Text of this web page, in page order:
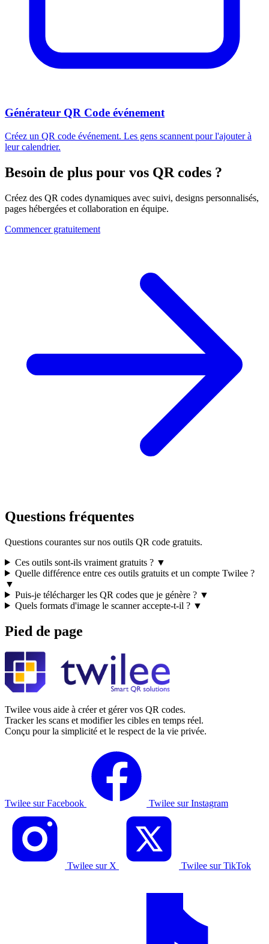
Générateur QR Code événement
Créez un QR code événement. Les gens scannent pour l'ajouter à
leur calendrier.
Besoin de plus pour vos QR codes ?
Créez des QR codes dynamiques avec suivi, designs personnalisés,
pages hébergées et collaboration en équipe.
Commencer gratuitement
Questions fréquentes
Questions courantes sur nos outils QR code gratuits.
Ces outils sont-ils vraiment gratuits ? ▼
Quelle différence entre ces outils gratuits et un compte Twilee ?
▼
Puis-je télécharger les QR codes que je génère ? ▼
Quels formats d'image le scanner accepte-t-il ? ▼
Pied de page
Twilee vous aide à créer et gérer vos QR codes.
Tracker les scans et modifier les cibles en temps réel.
Conçu pour la simplicité et le respect de la vie privée.
Twilee sur Facebook Twilee sur Instagram
Twilee sur X Twilee sur TikTok